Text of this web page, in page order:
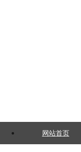
网站首页